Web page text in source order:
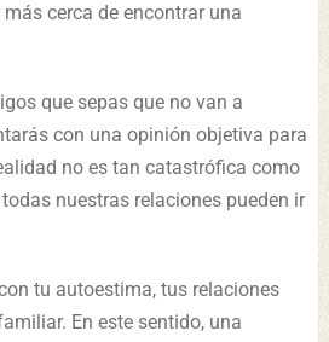
cerca de encontrar una
que sepas que no van a
con una opinión objetiva para
no es tan catastrófica como
nuestras relaciones pueden ir
tu autoestima, tus relaciones
En este sentido, una